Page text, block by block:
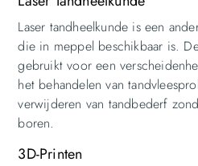
Laser tandheelkunde is een
die in meppel beschikbaar is.
gebruikt voor een
het behandelen van
verwijderen van tandbederf
boren.
3D-Printen